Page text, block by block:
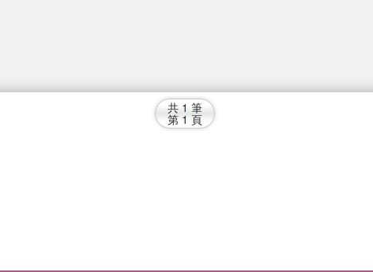
共 1 筆
第 1 頁